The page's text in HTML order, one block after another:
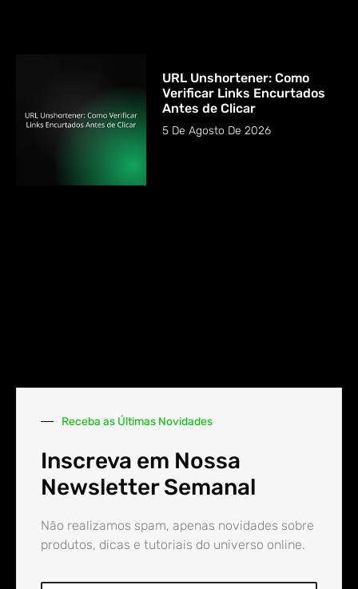
URL Unshortener: Como
Verificar Links Encurtados
Antes de Clicar
5 De Agosto De 2026
Receba as Últimas Novidades
Inscreva em Nossa
Newsletter Semanal
Não realizamos spam, apenas novidades sobre
produtos, dicas e tutoriais do universo online.